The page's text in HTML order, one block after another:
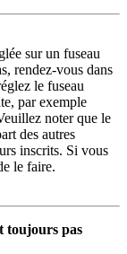
sur un fuseau
rendez-vous dans
le fuseau
par exemple
noter que le
des autres
inscrits. Si vous
le faire.
toujours pas